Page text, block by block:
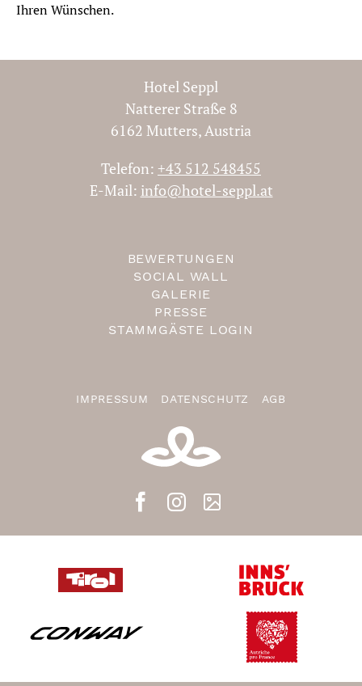
Ihren Wünschen.
BEWERTUNGEN
SOCIAL WALL
GALERIE
PRESSE
STAMMGÄSTE LOGIN
Hotel Seppl
Natterer Straße 8
6162 Mutters, Austria
Telefon: +43 512 548455
E-Mail: info@hotel-seppl.at
IMPRESSUM DATENSCHUTZ AGB